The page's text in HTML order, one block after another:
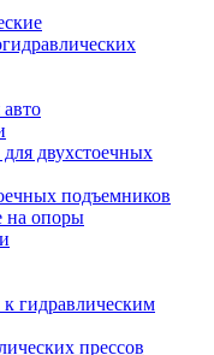
двухстоечных
подъемников
на опоры
гидравлическим
прессов